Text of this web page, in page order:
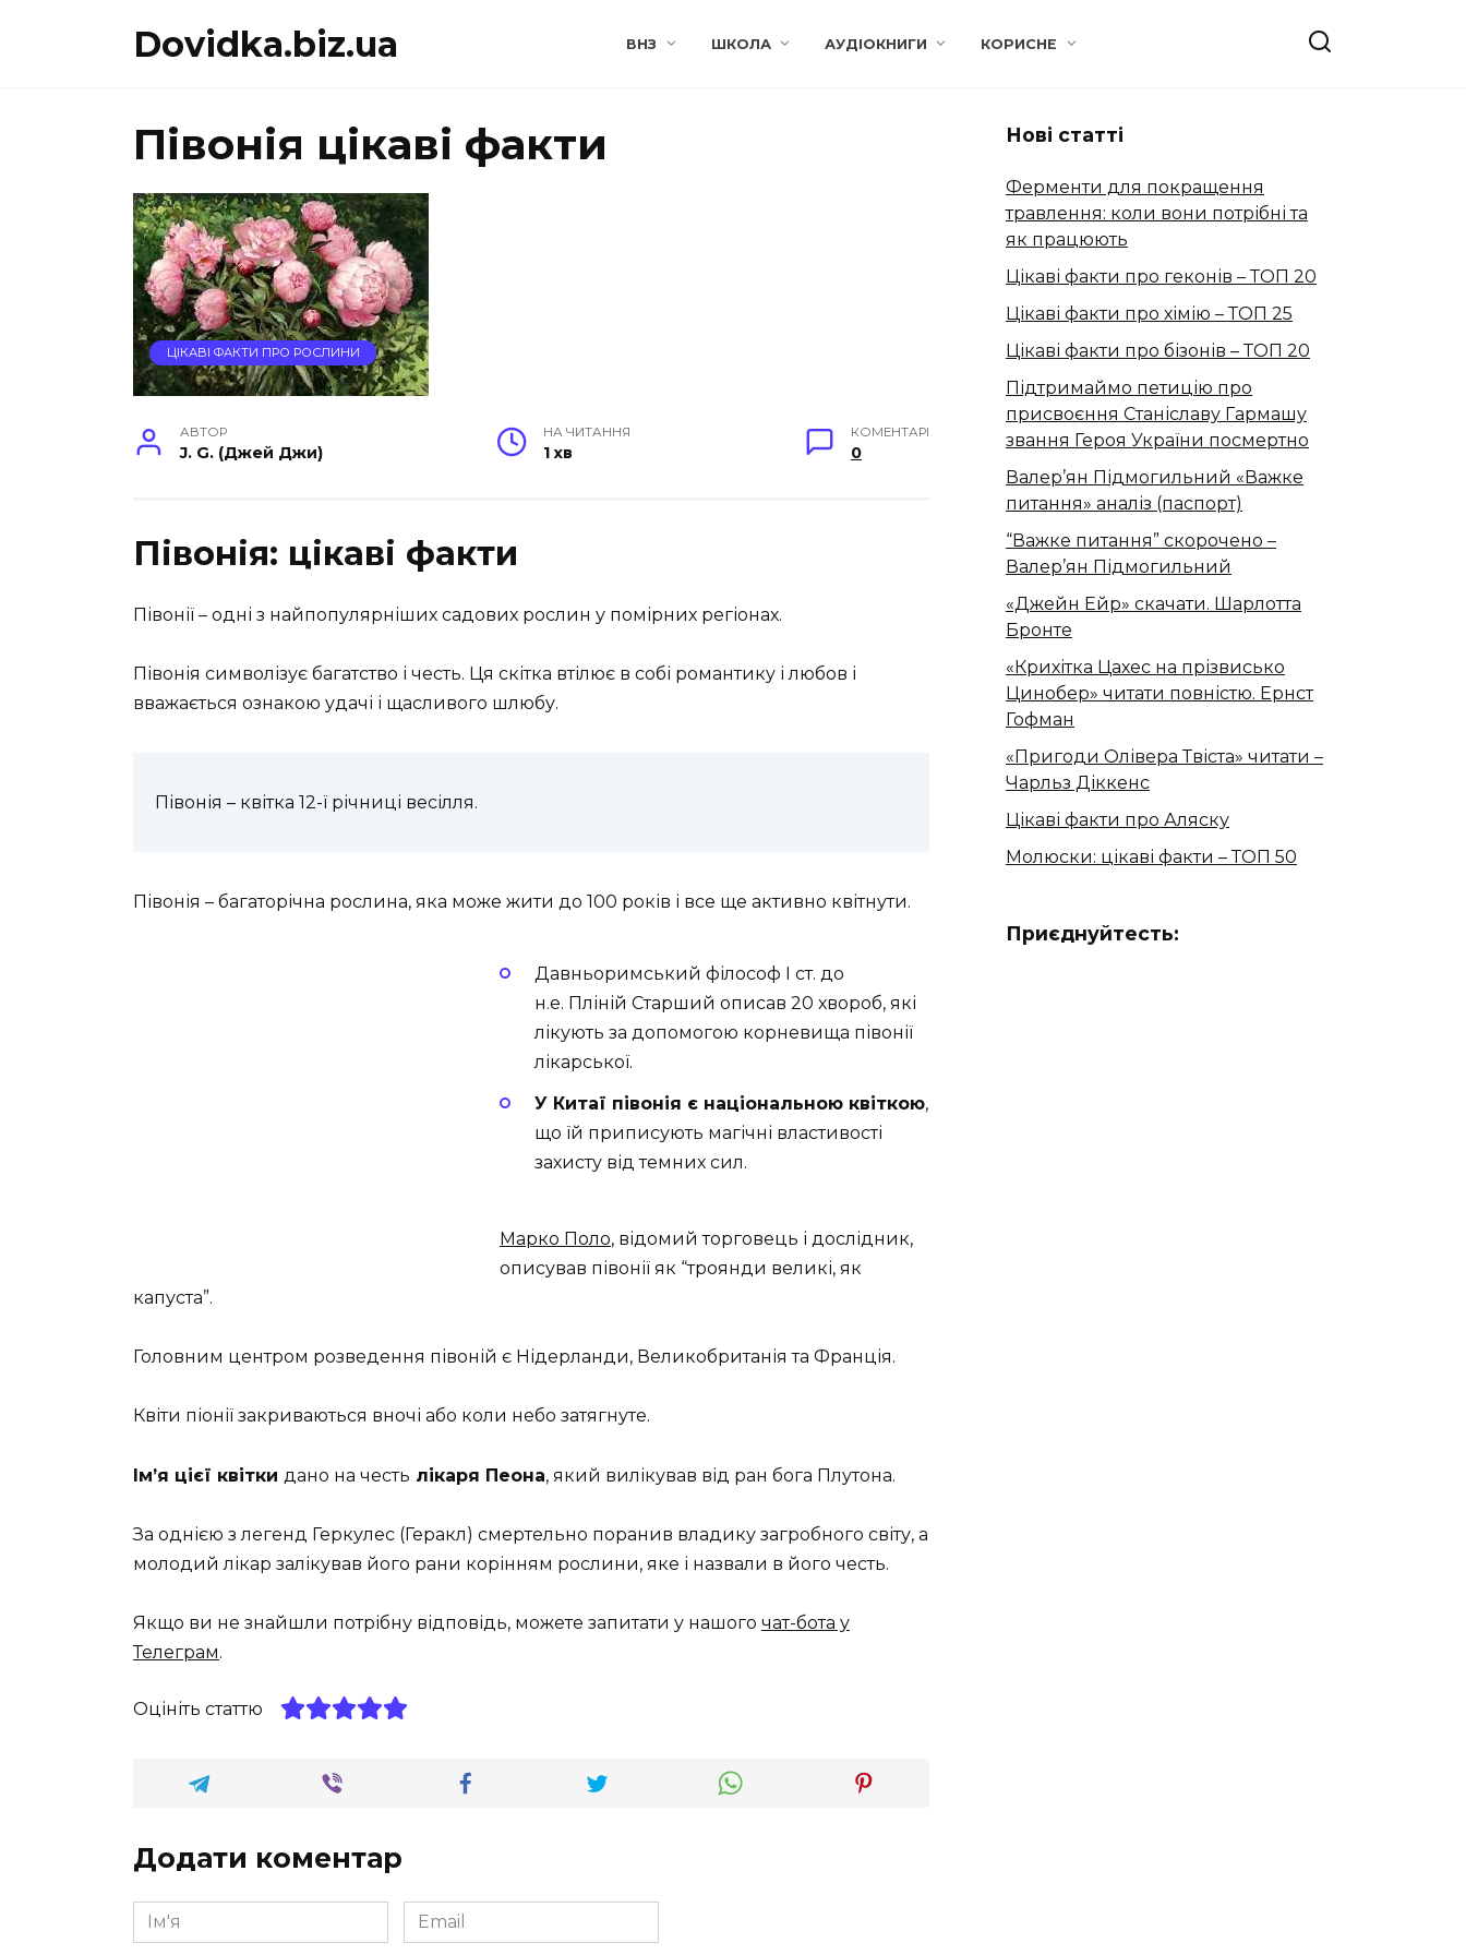
Dovidka.biz.ua ВНЗ ШКОЛА АУДІОКНИГИ КОРИСНЕ
Півонія цікаві факти
ЦІКАВІ ФАКТИ ПРО РОСЛИНИ
АВТОР
J. G. (Джей Джи)
НА ЧИТАННЯ
1 хв
КОМЕНТАРІ
0
Півонія: цікаві факти
Півонії – одні з найпопулярніших садових рослин у помірних регіонах.
Півонія символізує багатство і честь. Ця скітка втілює в собі романтику і любов і
вважається ознакою удачі і щасливого шлюбу.
Півонія – квітка 12-ї річниці весілля.
Півонія – багаторічна рослина, яка може жити до 100 років і все ще активно квітнути.
Давньоримський філософ І ст. до
н.е. Пліній Старший описав 20 хвороб, які
лікують за допомогою корневища півонії
лікарської.
У Китаї півонія є національною квіткою,
що їй приписують магічні властивості
захисту від темних сил.
Марко Поло, відомий торговець і дослідник,
описував півонії як “троянди великі, як
капуста”.
Головним центром розведення півоній є Нідерланди, Великобританія та Франція.
Квіти піонії закриваються вночі або коли небо затягнуте.
Ім’я цієї квітки дано на честь лікаря Пеона, який вилікував від ран бога Плутона.
За однією з легенд Геркулес (Геракл) смертельно поранив владику загробного світу, а
молодий лікар залікував його рани корінням рослини, яке і назвали в його честь.
Якщо ви не знайшли потрібну відповідь, можете запитати у нашого чат-бота у
Телеграм.
Оцініть статтю
Додати коментар
Ім'я
*
Email
*
Нові статті
Ферменти для покращення
травлення: коли вони потрібні та
як працюють
Цікаві факти про геконів – ТОП 20
Цікаві факти про хімію – ТОП 25
Цікаві факти про бізонів – ТОП 20
Підтримаймо петицію про
присвоєння Станіславу Гармашу
звання Героя України посмертно
Валер’ян Підмогильний «Важке
питання» аналіз (паспорт)
“Важке питання” скорочено –
Валер’ян Підмогильний
«Джейн Ейр» скачати. Шарлотта
Бронте
«Крихітка Цахес на прізвисько
Цинобер» читати повністю. Ернст
Гофман
«Пригоди Олівера Твіста» читати –
Чарльз Діккенс
Цікаві факти про Аляску
Молюски: цікаві факти – ТОП 50
Приєднуйтесть: